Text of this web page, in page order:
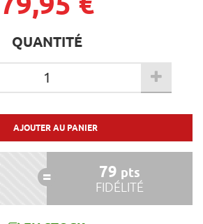
QUANTITÉ
AJOUTER AU PANIER
79 pts
FIDÉLITÉ